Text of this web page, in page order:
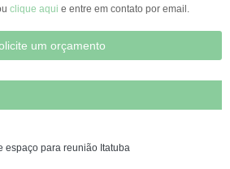
clique aqui e entre em contato por email.
um orçamento
espaço para reunião Itatuba